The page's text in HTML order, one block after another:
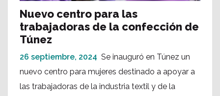
Nuevo centro para las
trabajadoras de la confección de
Túnez
26 septiembre, 2024 Se inauguró en Túnez un
nuevo centro para mujeres destinado a apoyar a
las trabajadoras de la industria textil y de la